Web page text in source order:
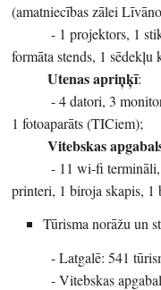
(amatniecības zālei
- 1 projektors, 1
formāta stends, 1
Utenas apriņķī:
- 4 datori, 3 monitori,
1 fotoaparāts (TICiem);
Vitebskas
- 11 wi-fi termināli, 5
printeri, 1 biroja skapis,
Tūrisma norāžu un
- Latgalē: 541
- Vitebskas apgabals: